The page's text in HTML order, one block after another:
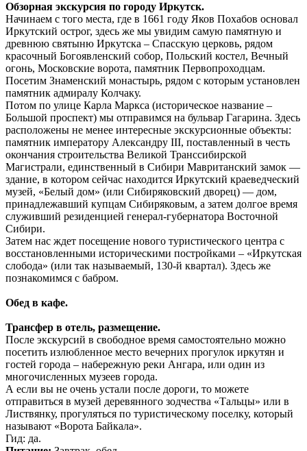
Обзорная экскурсия по городу Иркутск.
Начинаем с того места, где в 1661 году Яков Похабов основал
Иркутский острог, здесь же мы увидим самую памятную и
древнюю святыню Иркутска – Спасскую церковь, рядом
красочный Богоявленский собор, Польский костел, Вечный
огонь, Московские ворота, памятник Первопроходцам.
Посетим Знаменский монастырь, рядом с которым установлен
памятник адмиралу Колчаку.
Потом по улице Карла Маркса (историческое название –
Большой проспект) мы отправимся на бульвар Гагарина. Здесь
расположены не менее интересные экскурсионные объекты:
памятник императору Александру III, поставленный в честь
окончания строительства Великой Транссибирской
Магистрали, единственный в Сибири Мавританский замок —
здание, в котором сейчас находится Иркутский краеведческий
музей, «Белый дом» (или Сибиряковский дворец) — дом,
принадлежавший купцам Сибиряковым, а затем долгое время
служивший резиденцией генерал-губернатора Восточной
Сибири.
Затем нас ждет посещение нового туристического центра с
восстановленными историческими постройками – «Иркутская
слобода» (или так называемый, 130-й квартал). Здесь же
познакомимся с бабром.
Обед в кафе.
Трансфер в отель, размещение.
После экскурсий в свободное время самостоятельно можно
посетить излюбленное место вечерних прогулок иркутян и
гостей города – набережную реки Ангара, или один из
многочисленных музеев города.
А если вы не очень устали после дороги, то можете
отправиться в музей деревянного зодчества «Тальцы» или в
Листвянку, прогуляться по туристическому поселку, который
называют «Ворота Байкала».
Гид: да.